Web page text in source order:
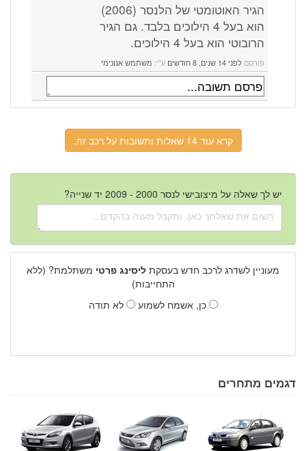
הגיר האוטומטי של הלנסר (2006)
הוא בעל 4 הילוכים בלבד. גם הגיר
הרובוטי הוא בעל 4 הילוכים.
פורסם לפני 14 שנים, 8 חודשים ע"י: משתמש אנונימי
קרא עוד 14 שאלות ותשובות על רכב זה.
יש לך שאלה על מיצובישי לנסר 2000 - 2009 יד שנייה?
מעוניין לשדרג לרכב חדש בעסקת ליסינג פרטי משתלמת? (ללא
התחייבות)
כן, אשמח לשמוע
לא תודה
דגמים מתחרים